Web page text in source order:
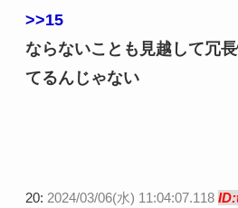
>>15
ならないことも見越して冗
てるんじゃない
20: 2024/03/06(水) 11:04:07.118